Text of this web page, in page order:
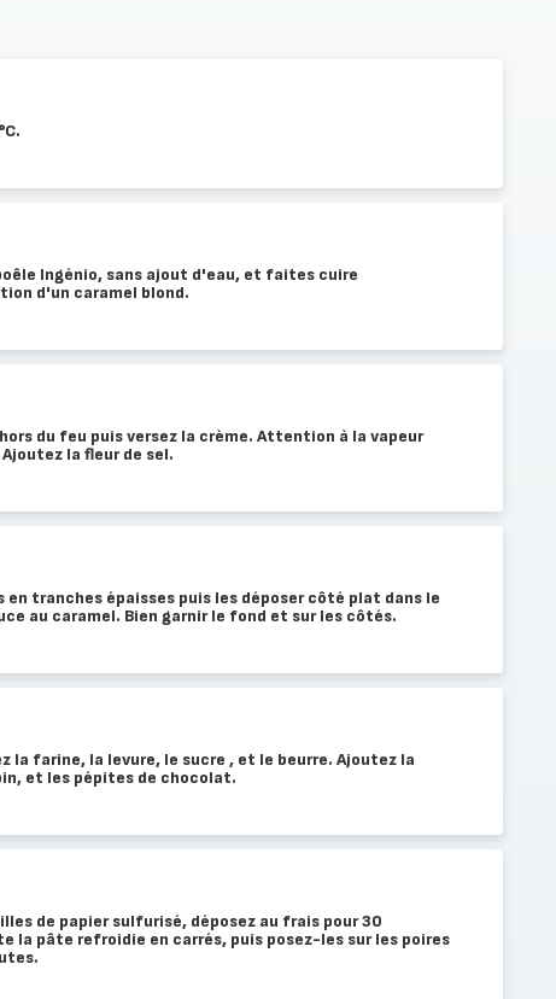
Ingénio, sans ajout d'eau, et faites cuire
d'un caramel blond.
du feu puis versez la crème. Attention à la vapeur
la fleur de sel.
en tranches épaisses puis les déposer côté plat dans le
au caramel. Bien garnir le fond et sur les côtés.
la farine, la levure, le sucre , et le beurre. Ajoutez la
et les pépites de chocolat.
de papier sulfurisé, déposez au frais pour 30
la pâte refroidie en carrés, puis posez-les sur les poires